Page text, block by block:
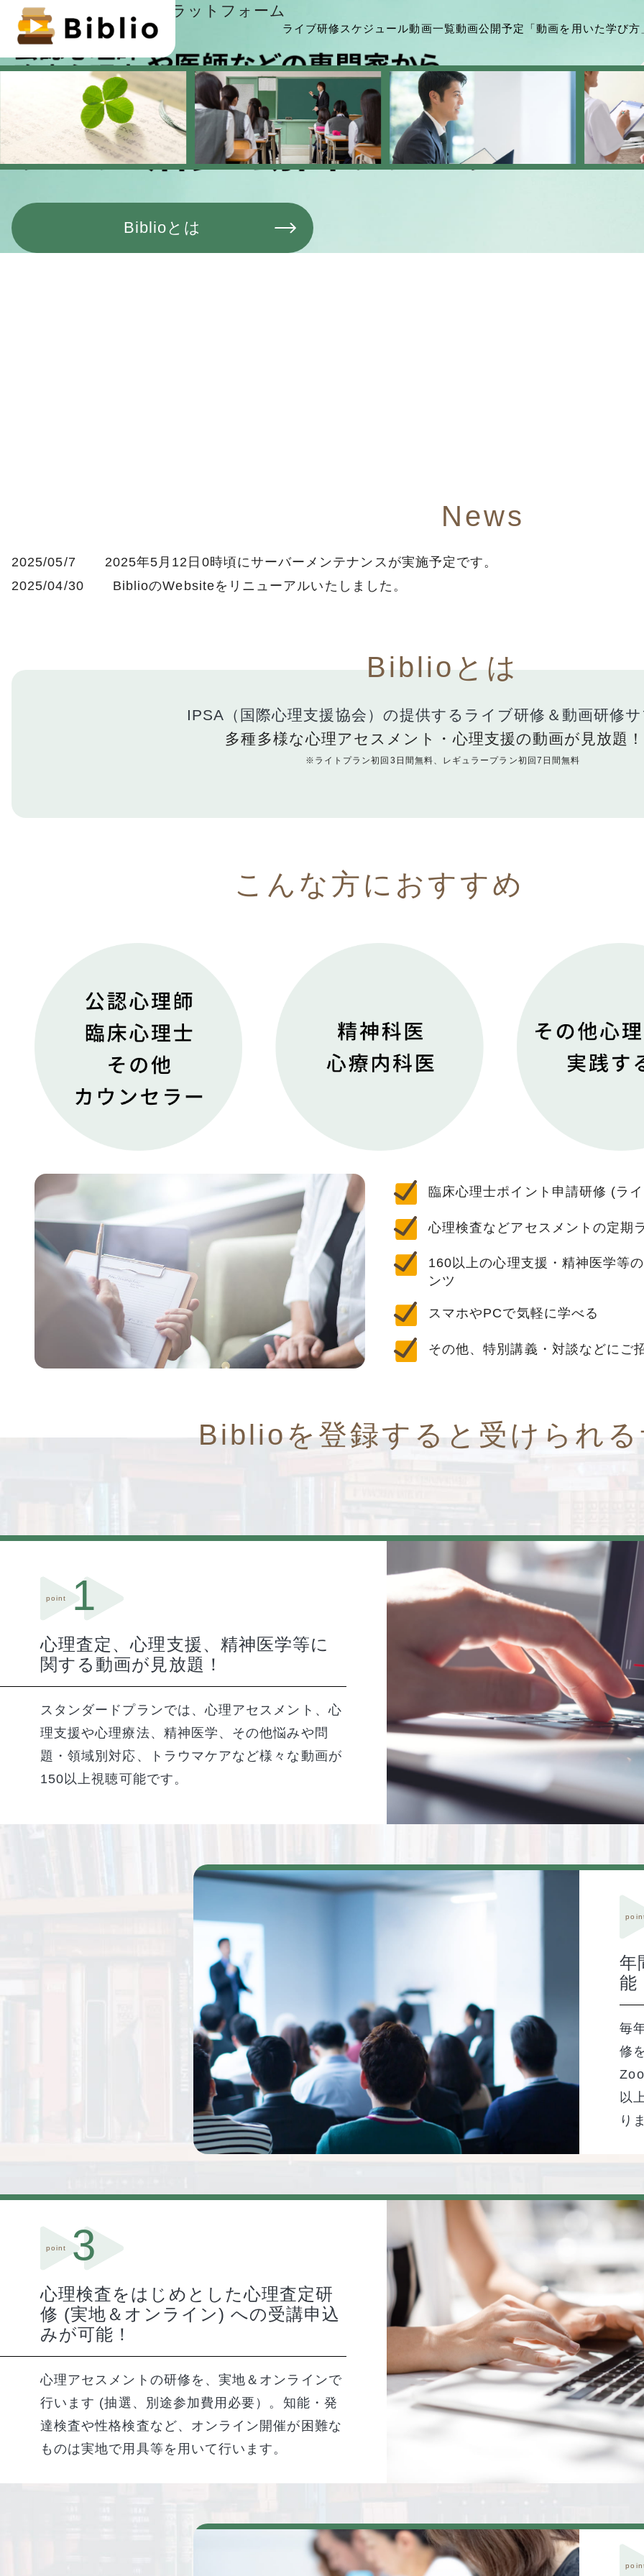
ライブ研修スケジュール動画一覧動画公開予定 「動画を用いた学び
心理査定＆支援学習プラットフォーム
Biblioとは
News
2025/05/7
2025年5月12日0時頃にサーバーメンテナンスが実施予定です。
2025/04/30
BiblioのWebsiteをリニューアルいたしました。
Biblioとは
IPSA（国際心理支援協会）の提供する ライブ研修＆動画研修
多種多様な心理アセスメント・心理支援の動画が見放題
※ライトプラン初回3日間無料、レギュラープラン初回7日間無料
こんな方におすすめ
臨床心理士ポイント申請研修 (ラ
心理検査などアセスメントの定期
160以上の心理支援・精神医学等
ンツ
スマホやPCで気軽に学べる
その他、特別講義・対談などにご
Biblioを登録すると受けられ
point 1
心理査定、心理支援、精神医学等に
関する動画が見放題！
スタンダードプランでは、心理アセスメント、心
理支援や心理療法、精神医学、その他悩みや問
題・領域別対応、トラウマケアなど様々な動画が
150以上視聴可能です。
年
能
毎
修
以
り
point 3
心理検査をはじめとした心理査定研
修 (実地＆オンライン) への受講申込
みが可能！
心理アセスメントの研修を、実地＆オンラインで
行います (抽選、別途参加費用必要）。知能・発
達検査や性格検査など、オンライン開催が困難な
ものは実地で用具等を用いて行います。